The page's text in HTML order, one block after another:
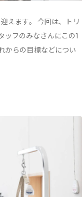
えます。 今回は、トリ
フのみなさんにこの1
からの目標などについ